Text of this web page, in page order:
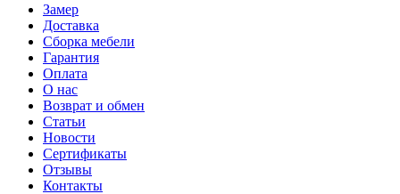
Замер
Доставка
Сборка мебели
Гарантия
Оплата
О нас
Возврат и обмен
Статьи
Новости
Сертификаты
Отзывы
Контакты